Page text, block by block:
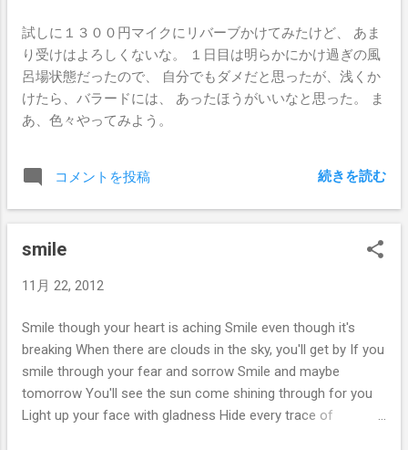
試しに１３００円マイクにリバーブかけてみたけど、 あま
り受けはよろしくないな。 １日目は明らかにかけ過ぎの風
呂場状態だったので、 自分でもダメだと思ったが、浅くか
けたら、バラードには、 あったほうがいいなと思った。 ま
あ、色々やってみよう。
コメントを投稿 続きを読む
smile
11月 22, 2012
Smile though your heart is aching Smile even though it's
breaking When there are clouds in the sky, you'll get by If you
smile through your fear and sorrow Smile and maybe
tomorrow You'll see the sun come shining through for you
Light up your face with gladness Hide every trace of